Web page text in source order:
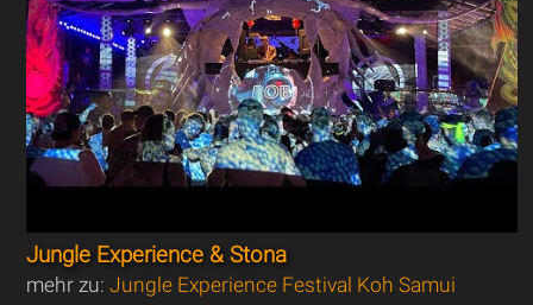
Jungle Experience & Stona
mehr zu:Jungle Experience Festival Koh Samui